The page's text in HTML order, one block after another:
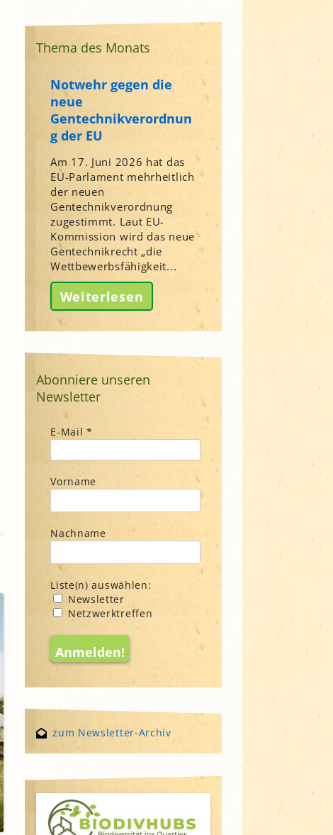
Thema des Monats
Notwehr gegen die
neue
Gentechnikverordnun
g der EU
Am 17. Juni 2026 hat das
EU-Parlament mehrheitlich
der neuen
Gentechnikverordnung
zugestimmt. Laut EU-
Kommission wird das neue
Gentechnikrecht „die
Wettbewerbsfähigkeit...
Weiterlesen
Abonniere unseren
Newsletter
E-Mail*
Vorname
Nachname
Liste(n) auswählen:
Newsletter
Netzwerktreffen
zum Newsletter-Archiv